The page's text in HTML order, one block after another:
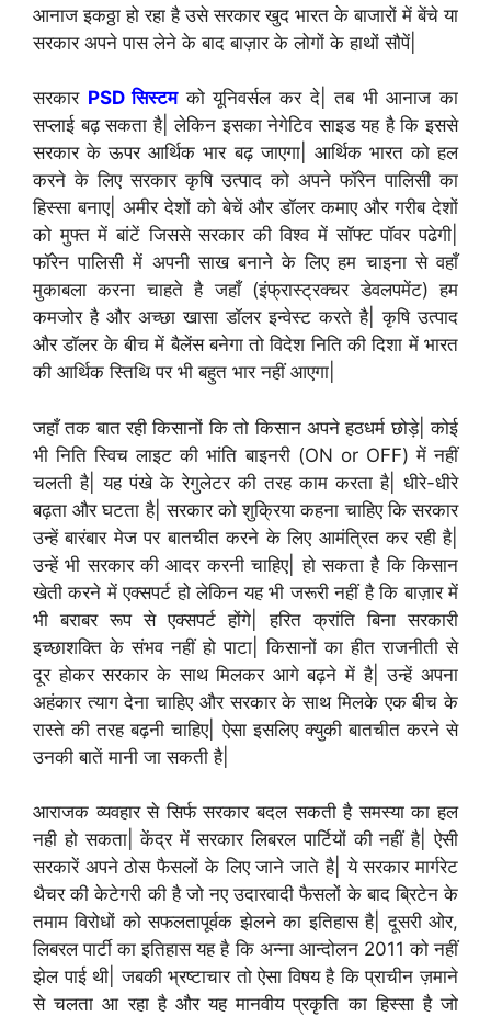
आनाज इकठ्ठा हो रहा है उसे सरकार खुद भारत के बाजारों में बेंचे या
सरकार अपने पास लेने के बाद बाज़ार के लोगों के हाथों सौपें|
सरकार PSD सिस्टमको यूनिवर्सल कर दे| तब भी आनाज का
सप्लाई बढ़ सकता है| लेकिन इसका नेगेटिव साइड यह है कि इससे
सरकार के ऊपर आर्थिक भार बढ़ जाएगा| आर्थिक भारत को हल
करने के लिए सरकार कृषि उत्पाद को अपने फॉरेन पालिसी का
हिस्सा बनाए| अमीर देशों को बेचें और डॉलर कमाए और गरीब देशों
को मुफ्त में बांटें जिससे सरकार की विश्व में सॉफ्ट पॉवर पढेगी|
फॉरेन पालिसी में अपनी साख बनाने के लिए हम चाइना से वहाँ
मुकाबला करना चाहते है जहाँ (इंफ्रास्ट्रक्चर डेवलपमेंट) हम
कमजोर है और अच्छा खासा डॉलर इन्वेस्ट करते है| कृषि उत्पाद
और डॉलर के बीच में बैलेंस बनेगा तो विदेश निति की दिशा में भारत
की आर्थिक स्तिथि पर भी बहुत भार नहीं आएगा|
जहाँ तक बात रही किसानों कि तो किसान अपने हठधर्म छोड़े| कोई
भी निति स्विच लाइट की भांति बाइनरी (ON or OFF) में नहीं
चलती है| यह पंखे के रेगुलेटर की तरह काम करता है| धीरे-धीरे
बढ़ता और घटता है| सरकार को शुक्रिया कहना चाहिए कि सरकार
उन्हें बारंबार मेज पर बातचीत करने के लिए आमंत्रित कर रही है|
उन्हें भी सरकार की आदर करनी चाहिए| हो सकता है कि किसान
खेती करने में एक्सपर्ट हो लेकिन यह भी जरूरी नहीं है कि बाज़ार में
भी बराबर रूप से एक्सपर्ट होंगे| हरित क्रांति बिना सरकारी
इच्छाशक्ति के संभव नहीं हो पाटा| किसानों का हीत राजनीती से
दूर होकर सरकार के साथ मिलकर आगे बढ़ने में है| उन्हें अपना
अहंकार त्याग देना चाहिए और सरकार के साथ मिलके एक बीच के
रास्ते की तरह बढ़नी चाहिए| ऐसा इसलिए क्युकी बातचीत करने से
उनकी बातें मानी जा सकती है|
आराजक व्यवहार से सिर्फ सरकार बदल सकती है समस्या का हल
नही हो सकता| केंद्र में सरकार लिबरल पार्टियों की नहीं है| ऐसी
सरकारें अपने ठोस फैसलों के लिए जाने जाते है| ये सरकार मार्गरेट
थैचर की केटेगरी की है जो नए उदारवादी फैसलों के बाद ब्रिटेन के
तमाम विरोधों को सफलतापूर्वक झेलने का इतिहास है| दूसरी ओर,
लिबरल पार्टी का इतिहास यह है कि अन्ना आन्दोलन 2011 को नहीं
झेल पाई थी| जबकी भ्रष्टाचार तो ऐसा विषय है कि प्राचीन ज़माने
से चलता आ रहा है और यह मानवीय प्रकृति का हिस्सा है जो